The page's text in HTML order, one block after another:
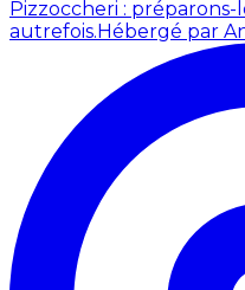
Pizzoccheri :
autrefois.Hébergé par